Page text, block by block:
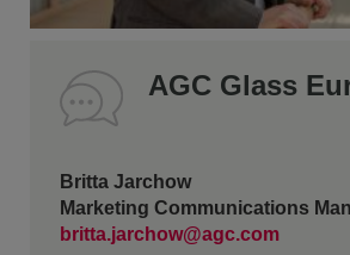
AGC Glass
Britta Jarchow
Marketing Communications
britta.jarchow@agc.com